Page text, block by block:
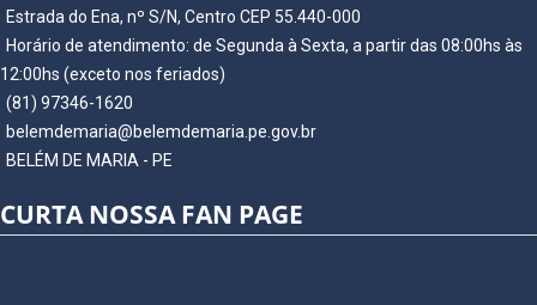
Estrada do Ena, nº S/N, Centro CEP 55.440-000
Horário de atendimento: de Segunda à Sexta, a partir das 08:00hs às
12:00hs (exceto nos feriados)
(81) 97346-1620
belemdemaria@belemdemaria.pe.gov.br
BELÉM DE MARIA - PE
CURTA NOSSA FAN PAGE